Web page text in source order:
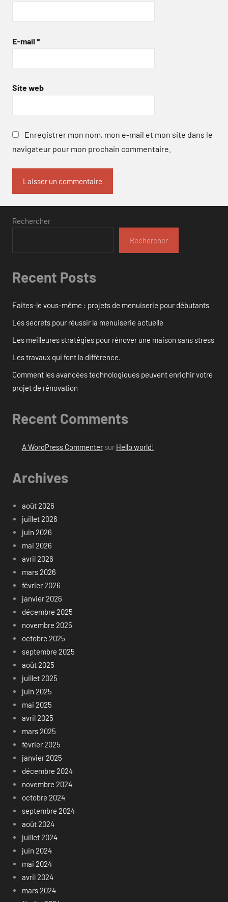
E-mail *
Site web
Enregistrer mon nom, mon e-mail et mon site dans le
navigateur pour mon prochain commentaire.
Rechercher
Rechercher
Recent Posts
Faites-le vous-même : projets de menuiserie pour débutants
Les secrets pour réussir la menuiserie actuelle
Les meilleures stratégies pour rénover une maison sans stress
Les travaux qui font la différence.
Comment les avancées technologiques peuvent enrichir votre
projet de rénovation
Recent Comments
A WordPress Commentersur Hello world!
Archives
août 2026
juillet 2026
juin 2026
mai 2026
avril 2026
mars 2026
février 2026
janvier 2026
décembre 2025
novembre 2025
octobre 2025
septembre 2025
août 2025
juillet 2025
juin 2025
mai 2025
avril 2025
mars 2025
février 2025
janvier 2025
décembre 2024
novembre 2024
octobre 2024
septembre 2024
août 2024
juillet 2024
juin 2024
mai 2024
avril 2024
mars 2024